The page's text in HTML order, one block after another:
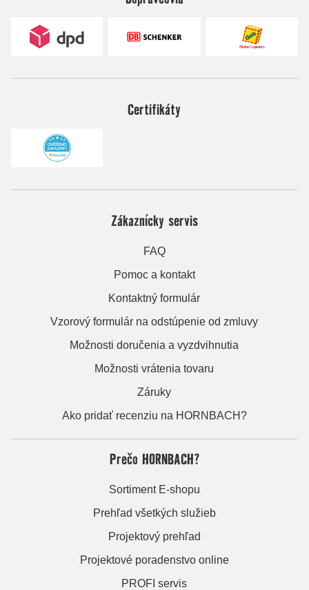
Certifikáty
Zákaznícky servis
FAQ
Pomoc a kontakt
Kontaktný formulár
Vzorový formulár na odstúpenie od zmluvy
Možnosti doručenia a vyzdvihnutia
Možnosti vrátenia tovaru
Záruky
Ako pridať recenziu na HORNBACH?
Prečo HORNBACH?
Sortiment E-shopu
Prehľad všetkých služieb
Projektový prehľad
Projektové poradenstvo online
PROFI servis